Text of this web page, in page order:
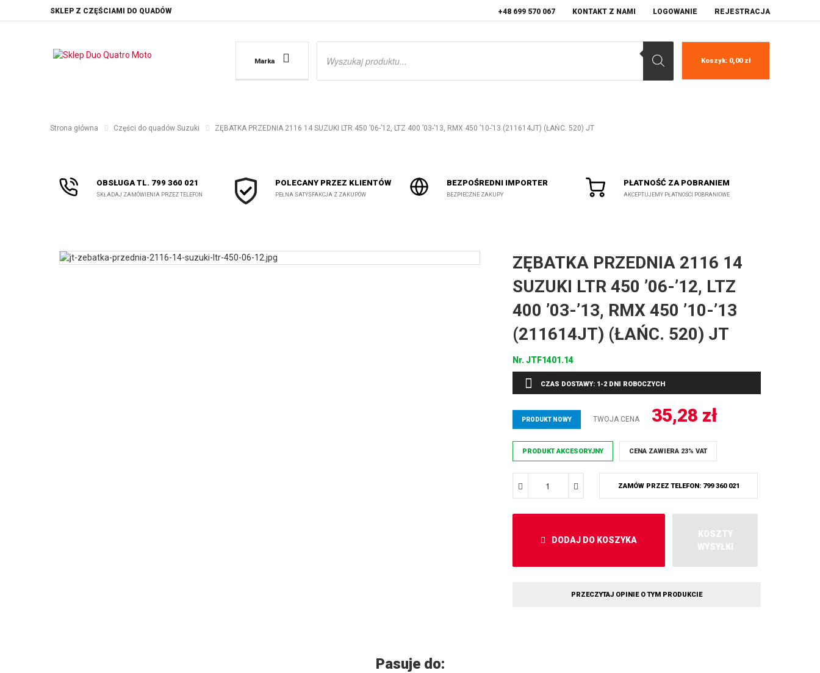
SKLEP Z CZĘŚCIAMI DO QUADÓW +48 699 570 067 KONTAKT Z NAMI LOGOWANIE REJESTRACJA
Marka
Wyszukiwarka
Koszyk: 0,00 zł
Strona główna Części do quadów Suzuki ZĘBATKA PRZEDNIA 2116 14 SUZUKI LTR 450 ’06-’12, LTZ 400 ’03-’13, RMX 450 ’10-’13 (211614JT) (ŁAŃC. 520) JT
OBSŁUGA TL. 799 360 021
SKŁADAJ ZAMÓWIENIA PRZEZ TELEFON
POLECANY PRZEZ KLIENTÓW
PEŁNA SATYSFAKCJA Z ZAKUPÓW
BEZPOŚREDNI IMPORTER
BEZPIECZNE ZAKUPY
PŁATNOŚĆ ZA POBRANIEM
AKCEPTUJEMY PŁATNOŚCI POBRANIOWE
ZĘBATKA PRZEDNIA 2116 14
SUZUKI LTR 450 ’06-’12, LTZ
400 ’03-’13, RMX 450 ’10-’13
(211614JT) (ŁAŃC. 520) JT
Nr.JTF1401.14
CZAS DOSTAWY: 1-2 DNI ROBOCZYCH
PRODUKT NOWY TWOJA CENA 35,28 zł
PRODUKT AKCESORYJNY CENA ZAWIERA 23% VAT
ZAMÓW PRZEZ TELEFON: 799 360 021
DODAJ DO KOSZYKA
KOSZTY
WYSYŁKI
PRZECZYTAJ OPINIE O TYM PRODUKCIE
Pasuje do: